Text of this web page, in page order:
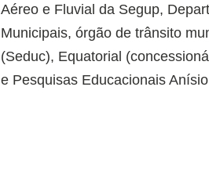
Aéreo e Fluvial da Segup,
Municipais, órgão de trânsito
(Seduc), Equatorial
e Pesquisas Educacionais